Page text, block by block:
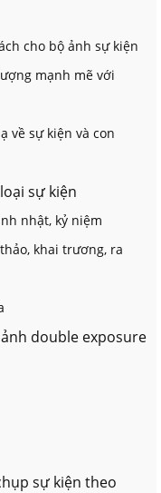
cho bộ ảnh sự kiện
mạnh mẽ với
về sự kiện và con
sự kiện
nhật, kỷ niệm
khai trương, ra
double exposure
sự kiện theo